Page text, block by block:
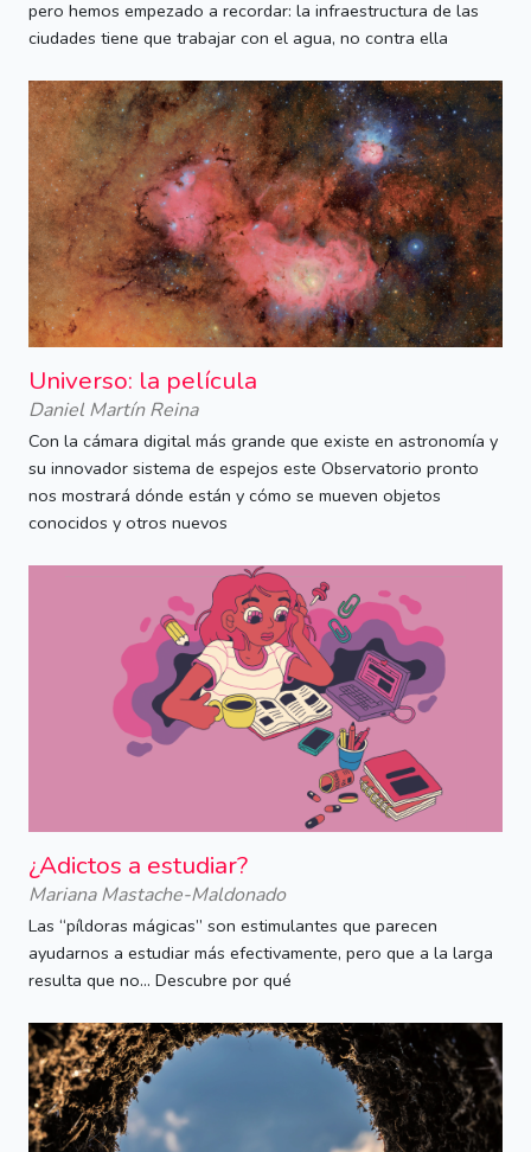
pero hemos empezado a recordar: la infraestructura de las
ciudades tiene que trabajar con el agua, no contra ella
Universo: la película
Daniel Martín Reina
Con la cámara digital más grande que existe en astronomía y
su innovador sistema de espejos este Observatorio pronto
nos mostrará dónde están y cómo se mueven objetos
conocidos y otros nuevos
¿Adictos a estudiar?
Mariana Mastache-Maldonado
Las “píldoras mágicas” son estimulantes que parecen
ayudarnos a estudiar más efectivamente, pero que a la larga
resulta que no... Descubre por qué